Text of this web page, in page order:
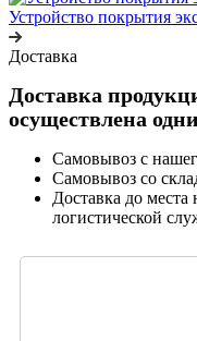
Устройство покрытия
Доставка
Доставка
осуществлена
Самовывоз с
Самовывоз со
Доставка до
логистической